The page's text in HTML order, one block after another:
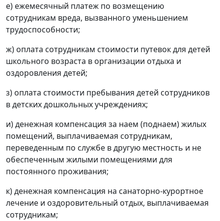
е) ежемесячный платеж по возмещению
сотрудникам вреда, вызванного уменьшением
трудоспособности;
ж) оплата сотрудникам стоимости путевок для детей
школьного возраста в организации отдыха и
оздоровления детей;
з) оплата стоимости пребывания детей сотрудников
в детских дошкольных учреждениях;
и) денежная компенсация за наем (поднаем) жилых
помещений, выплачиваемая сотрудникам,
переведенным по службе в другую местность и не
обеспеченным жилыми помещениями для
постоянного проживания;
к) денежная компенсация на санаторно-курортное
лечение и оздоровительный отдых, выплачиваемая
сотрудникам;